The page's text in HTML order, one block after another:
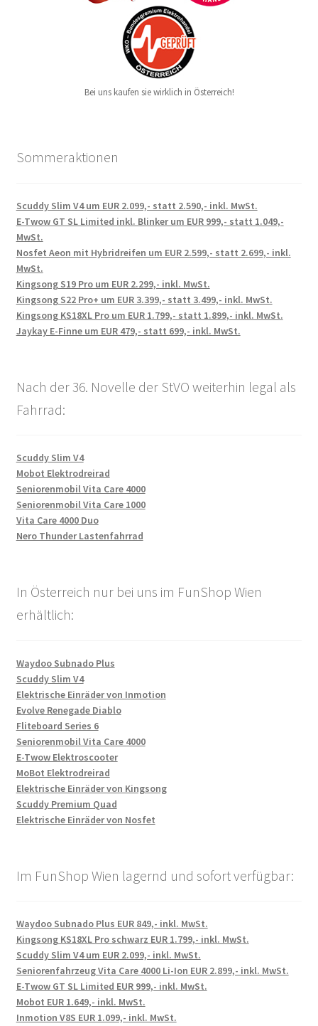
Bei uns kaufen sie wirklich in Österreich!
Sommeraktionen
Scuddy Slim V4 um EUR 2.099,- statt 2.590,- inkl. MwSt.
E-Twow GT SL Limited inkl. Blinker um EUR 999,- statt 1.049,-
MwSt.
Nosfet Aeon mit Hybridreifen um EUR 2.599,- statt 2.699,- inkl.
MwSt.
Kingsong S19 Pro um EUR 2.299,- inkl. MwSt.
Kingsong S22 Pro+ um EUR 3.399,- statt 3.499,- inkl. MwSt.
Kingsong KS18XL Pro um EUR 1.799,- statt 1.899,- inkl. MwSt.
Jaykay E-Finne um EUR 479,- statt 699,- inkl. MwSt.
Nach der 36. Novelle der StVO weiterhin legal als
Fahrrad:
Scuddy Slim V4
Mobot Elektrodreirad
Seniorenmobil Vita Care 4000
Seniorenmobil Vita Care 1000
Vita Care 4000 Duo
Nero Thunder Lastenfahrrad
In Österreich nur bei uns im FunShop Wien
erhältlich:
Waydoo Subnado Plus
Scuddy Slim V4
Elektrische Einräder von Inmotion
Evolve Renegade Diablo
Fliteboard Series 6
Seniorenmobil Vita Care 4000
E-Twow Elektroscooter
MoBot Elektrodreirad
Elektrische Einräder von Kingsong
Scuddy Premium Quad
Elektrische Einräder von Nosfet
Im FunShop Wien lagernd und sofort verfügbar:
Waydoo Subnado Plus EUR 849,- inkl. MwSt.
Kingsong KS18XL Pro schwarz EUR 1.799,- inkl. MwSt.
Scuddy Slim V4 um EUR 2.099,- inkl. MwSt.
Seniorenfahrzeug Vita Care 4000 Li-Ion EUR 2.899,- inkl. MwSt.
E-Twow GT SL Limited EUR 999,- inkl. MwSt.
Mobot EUR 1.649,- inkl. MwSt.
Inmotion V8S EUR 1.099,- inkl. MwSt.